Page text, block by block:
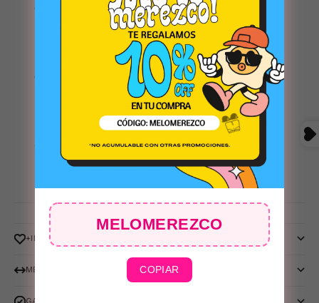
VERDE
+INFO
MEDIDAS
GARANTIA RAY-BAN
MELOMEREZCO
COPIAR
🕶️